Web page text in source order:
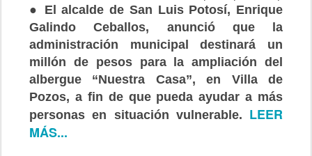
● El alcalde de San Luis Potosí, Enrique
Galindo Ceballos, anunció que la
administración municipal destinará un
millón de pesos para la ampliación del
albergue “Nuestra Casa”, en Villa de
Pozos, a fin de que pueda ayudar a más
personas en situación vulnerable. LEER
MÁS...